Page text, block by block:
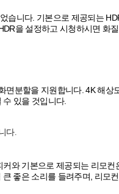
습니다. 기본으로 제공되는
을 설정하고 시청하시면 화
면분할을 지원합니다. 4K 해
있을 것입니다.
다.
와 기본으로 제공되는 리모
좋은 소리를 들려주며, 리모